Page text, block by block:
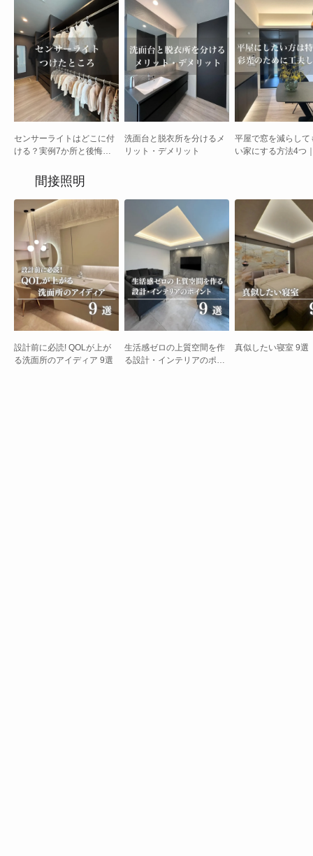
センサーライトはどこに付
ける？実例7か所と後悔し
洗面台と脱衣所を分けるメ
リット・デメリット
平屋で窓を減らして
い家にする方法4つ
間接照明
設計前に必読! QOLが上が
る洗面所のアイディア 9選
生活感ゼロの上質空間を作
る設計・インテリアのポイ
真似したい寝室 9選